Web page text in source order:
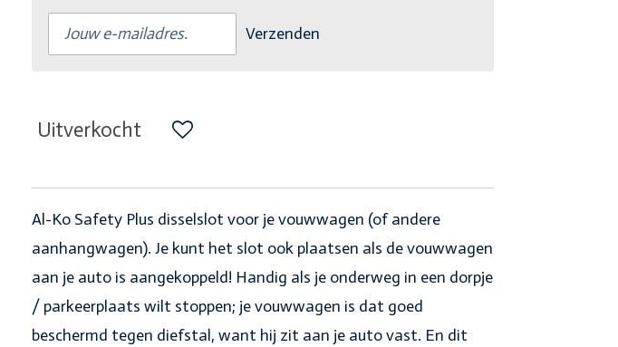
Verzenden
Uitverkocht
Al-Ko Safety Plus disselslot voor je vouwwagen (of andere
aanhangwagen). Je kunt het slot ook plaatsen als de vouwwagen
aan je auto is aangekoppeld! Handig als je onderweg in een dorpje
/ parkeerplaats wilt stoppen; je vouwwagen is dat goed
beschermd tegen diefstal, want hij zit aan je auto vast. En dit